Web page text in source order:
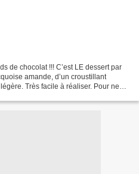
de chocolat !!! C’est LE dessert par
amande, d’un croustillant
Très facile à réaliser. Pour ne